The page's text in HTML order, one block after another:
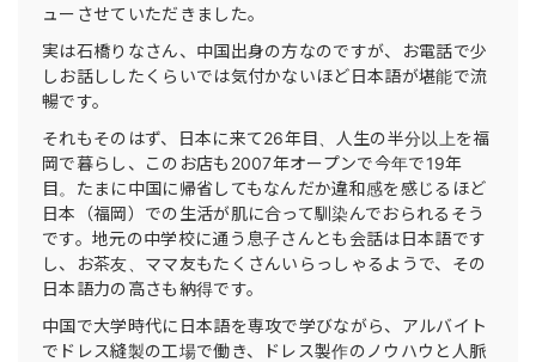
ューさせていただきました。
実は石橋りなさん、中国出身の方なのですが、お電話で少
しお話ししたくらいでは気付かないほど日本語が堪能で流
暢です。
それもそのはず、日本に来て26年目、人生の半分以上を福
岡で暮らし、このお店も2007年オープンで今年で19年
目。たまに中国に帰省してもなんだか違和感を感じるほど
日本（福岡）での生活が肌に合って馴染んでおられるそう
です。地元の中学校に通う息子さんとも会話は日本語です
し、お茶友、ママ友もたくさんいらっしゃるようで、その
日本語力の高さも納得です。
中国で大学時代に日本語を専攻で学びながら、アルバイト
でドレス縫製の工場で働き、ドレス製作のノウハウと人脈